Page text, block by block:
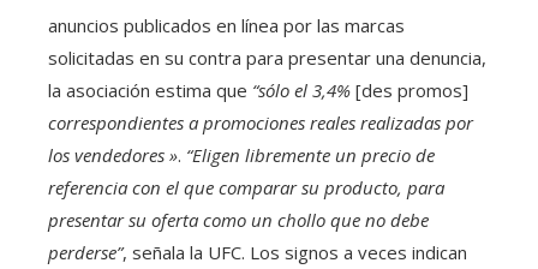
anuncios publicados en línea por las marcas
solicitadas en su contra para presentar una denuncia,
la asociación estima que “sólo el 3,4% [des promos]
correspondientes a promociones reales realizadas por
los vendedores ». “Eligen libremente un precio de
referencia con el que comparar su producto, para
presentar su oferta como un chollo que no debe
perderse”, señala la UFC. Los signos a veces indican